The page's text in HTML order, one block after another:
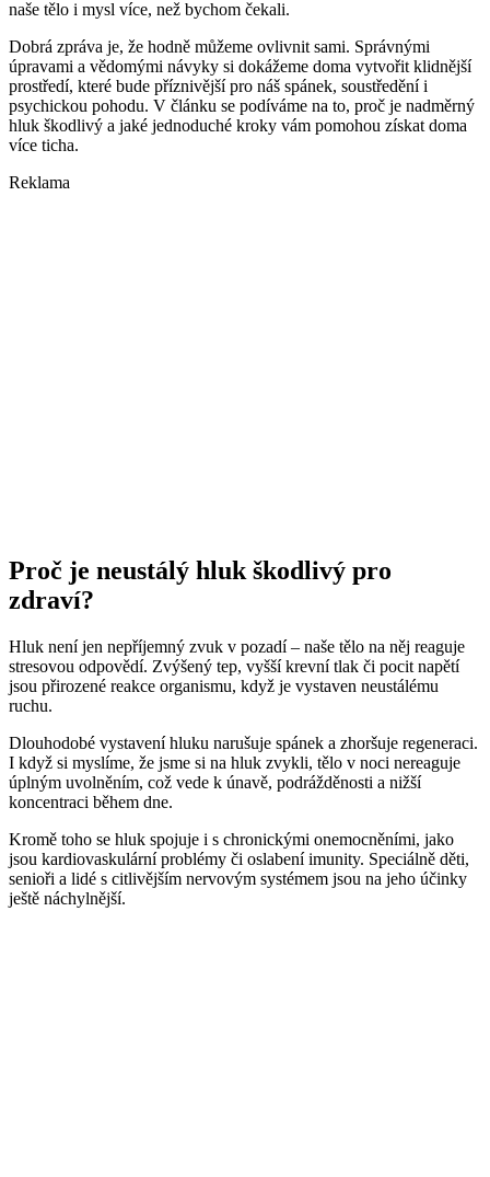
naše tělo i mysl více, než bychom čekali.
Dobrá zpráva je, že hodně můžeme ovlivnit sami. Správnými
úpravami a vědomými návyky si dokážeme doma vytvořit klidnější
prostředí, které bude příznivější pro náš spánek, soustředění i
psychickou pohodu. V článku se podíváme na to, proč je nadměrný
hluk škodlivý a jaké jednoduché kroky vám pomohou získat doma
více ticha.
Reklama
Proč je neustálý hluk škodlivý pro
zdraví?
Hluk není jen nepříjemný zvuk v pozadí – naše tělo na něj reaguje
stresovou odpovědí. Zvýšený tep, vyšší krevní tlak či pocit napětí
jsou přirozené reakce organismu, když je vystaven neustálému
ruchu.
Dlouhodobé vystavení hluku narušuje spánek a zhoršuje regeneraci.
I když si myslíme, že jsme si na hluk zvykli, tělo v noci nereaguje
úplným uvolněním, což vede k únavě, podrážděnosti a nižší
koncentraci během dne.
Kromě toho se hluk spojuje i s chronickými onemocněními, jako
jsou kardiovaskulární problémy či oslabení imunity. Speciálně děti,
senioři a lidé s citlivějším nervovým systémem jsou na jeho účinky
ještě náchylnější.